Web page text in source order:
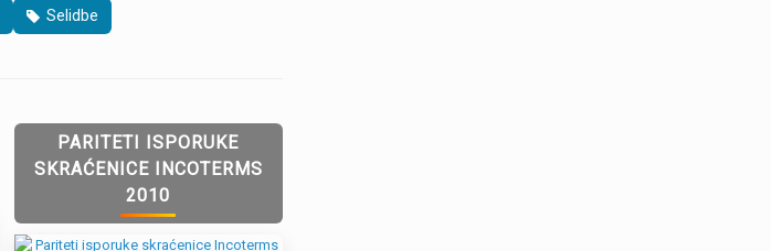
Selidbe
PARITETI ISPORUKE
SKRAĆENICE INCOTERMS
2010